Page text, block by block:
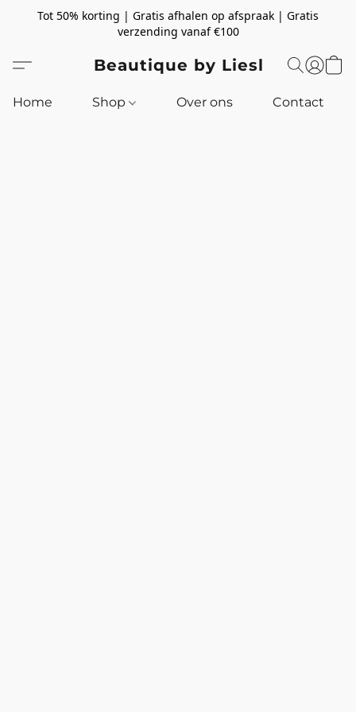
Tot 50% korting | Gratis afhalen op afspraak | Gratis
verzending vanaf €100
Beautique by Liesl
Home Shop Over ons Contact